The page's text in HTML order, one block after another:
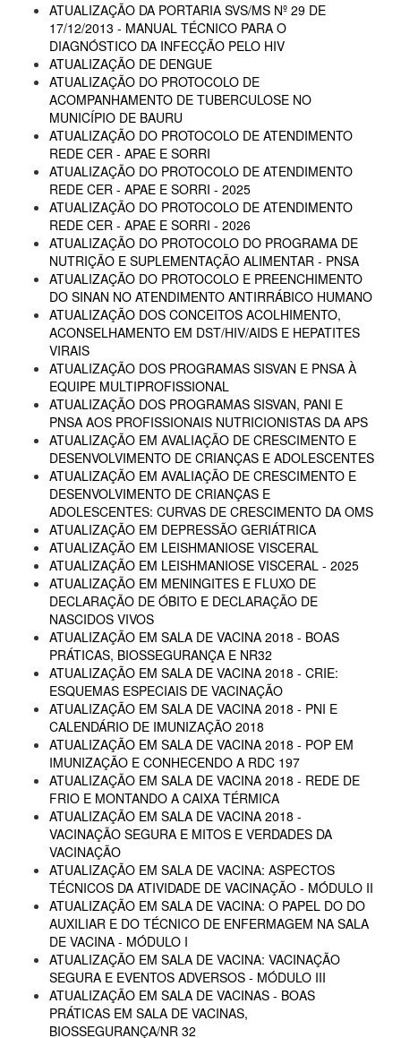
ATUALIZAÇÃO DA PORTARIA SVS/MS Nº 29 DE
17/12/2013 - MANUAL TÉCNICO PARA O
DIAGNÓSTICO DA INFECÇÃO PELO HIV
ATUALIZAÇÃO DE DENGUE
ATUALIZAÇÃO DO PROTOCOLO DE
ACOMPANHAMENTO DE TUBERCULOSE NO
MUNICÍPIO DE BAURU
ATUALIZAÇÃO DO PROTOCOLO DE ATENDIMENTO
REDE CER - APAE E SORRI
ATUALIZAÇÃO DO PROTOCOLO DE ATENDIMENTO
REDE CER - APAE E SORRI - 2025
ATUALIZAÇÃO DO PROTOCOLO DE ATENDIMENTO
REDE CER - APAE E SORRI - 2026
ATUALIZAÇÃO DO PROTOCOLO DO PROGRAMA DE
NUTRIÇÃO E SUPLEMENTAÇÃO ALIMENTAR - PNSA
ATUALIZAÇÃO DO PROTOCOLO E PREENCHIMENTO
DO SINAN NO ATENDIMENTO ANTIRRÁBICO HUMANO
ATUALIZAÇÃO DOS CONCEITOS ACOLHIMENTO,
ACONSELHAMENTO EM DST/HIV/AIDS E HEPATITES
VIRAIS
ATUALIZAÇÃO DOS PROGRAMAS SISVAN E PNSA À
EQUIPE MULTIPROFISSIONAL
ATUALIZAÇÃO DOS PROGRAMAS SISVAN, PANI E
PNSA AOS PROFISSIONAIS NUTRICIONISTAS DA APS
ATUALIZAÇÃO EM AVALIAÇÃO DE CRESCIMENTO E
DESENVOLVIMENTO DE CRIANÇAS E ADOLESCENTES
ATUALIZAÇÃO EM AVALIAÇÃO DE CRESCIMENTO E
DESENVOLVIMENTO DE CRIANÇAS E
ADOLESCENTES: CURVAS DE CRESCIMENTO DA OMS
ATUALIZAÇÃO EM DEPRESSÃO GERIÁTRICA
ATUALIZAÇÃO EM LEISHMANIOSE VISCERAL
ATUALIZAÇÃO EM LEISHMANIOSE VISCERAL - 2025
ATUALIZAÇÃO EM MENINGITES E FLUXO DE
DECLARAÇÃO DE ÓBITO E DECLARAÇÃO DE
NASCIDOS VIVOS
ATUALIZAÇÃO EM SALA DE VACINA 2018 - BOAS
PRÁTICAS, BIOSSEGURANÇA E NR32
ATUALIZAÇÃO EM SALA DE VACINA 2018 - CRIE:
ESQUEMAS ESPECIAIS DE VACINAÇÃO
ATUALIZAÇÃO EM SALA DE VACINA 2018 - PNI E
CALENDÁRIO DE IMUNIZAÇÃO 2018
ATUALIZAÇÃO EM SALA DE VACINA 2018 - POP EM
IMUNIZAÇÃO E CONHECENDO A RDC 197
ATUALIZAÇÃO EM SALA DE VACINA 2018 - REDE DE
FRIO E MONTANDO A CAIXA TÉRMICA
ATUALIZAÇÃO EM SALA DE VACINA 2018 -
VACINAÇÃO SEGURA E MITOS E VERDADES DA
VACINAÇÃO
ATUALIZAÇÃO EM SALA DE VACINA: ASPECTOS
TÉCNICOS DA ATIVIDADE DE VACINAÇÃO - MÓDULO II
ATUALIZAÇÃO EM SALA DE VACINA: O PAPEL DO DO
AUXILIAR E DO TÉCNICO DE ENFERMAGEM NA SALA
DE VACINA - MÓDULO I
ATUALIZAÇÃO EM SALA DE VACINA: VACINAÇÃO
SEGURA E EVENTOS ADVERSOS - MÓDULO III
ATUALIZAÇÃO EM SALA DE VACINAS - BOAS
PRÁTICAS EM SALA DE VACINAS,
BIOSSEGURANÇA/NR 32